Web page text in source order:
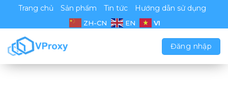
Chuyển
nội
dung
Trang chủ Sản phẩm Tin tức Hướng dẫn sử dụng
ZH-CN EN VI
Đăng nhập